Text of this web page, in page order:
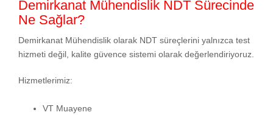
Demirkanat Mühendislik NDT Sürecinde
Ne Sağlar?
Demirkanat Mühendislik olarak NDT süreçlerini yalnızca test
hizmeti değil, kalite güvence sistemi olarak değerlendiriyoruz.
Hizmetlerimiz:
VT Muayene